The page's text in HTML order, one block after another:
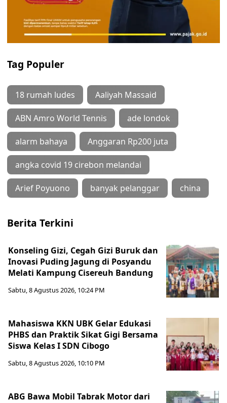
Tag Populer
18 rumah ludes Aaliyah Massaid
ABN Amro World Tennis ade londok
alarm bahaya Anggaran Rp200 juta
angka covid 19 cirebon melandai
Arief Poyuono banyak pelanggar china
Berita Terkini
Konseling Gizi, Cegah Gizi Buruk dan
Inovasi Puding Jagung di Posyandu
Melati Kampung Cisereuh Bandung
Sabtu, 8 Agustus 2026, 10:24 PM
Mahasiswa KKN UBK Gelar Edukasi
PHBS dan Praktik Sikat Gigi Bersama
Siswa Kelas I SDN Cibogo
Sabtu, 8 Agustus 2026, 10:10 PM
ABG Bawa Mobil Tabrak Motor dari